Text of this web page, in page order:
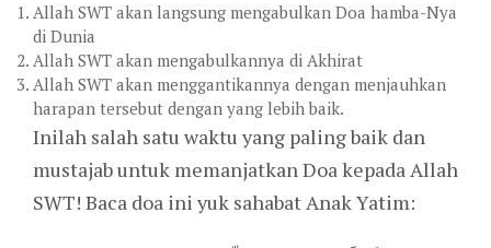
Allah SWT akan langsung mengabulkan Doa hamba-Nya
di Dunia
Allah SWT akan mengabulkannya di Akhirat
Allah SWT akan menggantikannya dengan menjauhkan
harapan tersebut dengan yang lebih baik.
Inilah salah satu waktu yang paling baik dan
mustajab untuk memanjatkan Doa kepada Allah
SWT! Baca doa ini yuk sahabat Anak Yatim: